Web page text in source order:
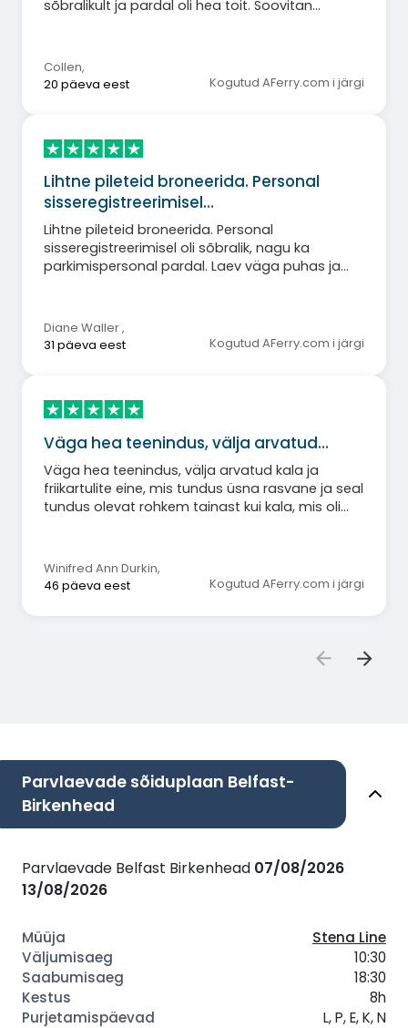
sõbralikult ja pardal oli hea toit. Soovitan
Collen,
20 päeva eest
Kogutud AFerry.com i järgi
Lihtne pileteid broneerida. Personal
sisseregistreerimisel…
Lihtne pileteid broneerida. Personal
sisseregistreerimisel oli sõbralik, nagu ka
parkimispersonal pardal. Laev väga puhas ja
Diane Waller,
31 päeva eest
Kogutud AFerry.com i järgi
Väga hea teenindus, välja arvatud…
Väga hea teenindus, välja arvatud kala ja
friikartulite eine, mis tundus üsna rasvane ja seal
tundus olevat rohkem tainast kui kala, mis oli
Winifred Ann Durkin,
46 päeva eest
Kogutud AFerry.com i järgi
Parvlaevade sõiduplaan Belfast-
Birkenhead
Parvlaevade Belfast Birkenhead 07/08/2026
13/08/2026
Stena Line
10:30
18:30
8h
L, P, E, K, N